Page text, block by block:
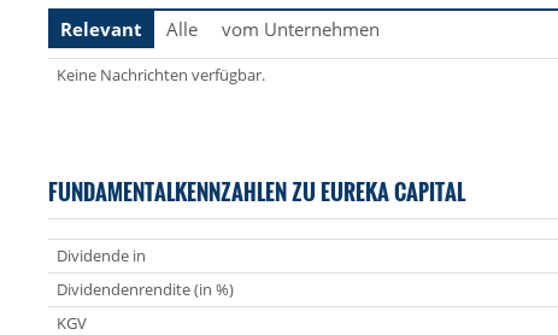
Relevant Alle vom Unternehmen
Keine Nachrichten verfügbar.
FUNDAMENTALKENNZAHLEN ZU EUREKA CAPITAL
Dividende in
Dividendenrendite (in %)
KGV